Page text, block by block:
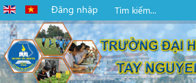
Đăng nhập